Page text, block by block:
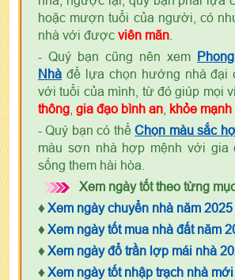
hoặc mượn tuổi của người, có
nhà với được viên mãn
- Quý bạn cũng nên xem
Nhà để lựa chọn hướng nhà đại
với tuổi của mình, từ đó giúp mọi
thông gia đạo bình an khỏe mạnh
- Quý bạn có thểChọn màu sắc
màu sơn nhà hợp mệnh với gia
sống them hài hòa.
Xem ngày tốt theo từng
♦ Xem ngày chuyển nhà năm 2025
♦ Xem ngày tốt mua nhà đất năm
♦ Xem ngày đổ trần lợp mái nhà
♦ Xem ngày tốt nhập trạch nhà